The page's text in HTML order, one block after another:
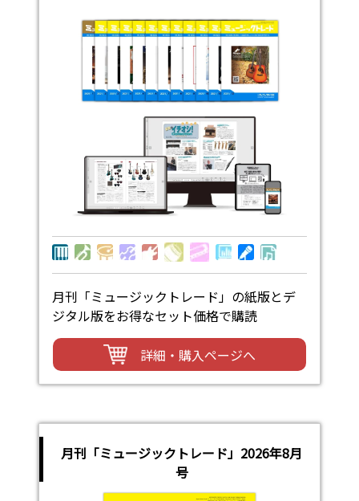
月刊「ミュージックトレード」の紙版とデ
ジタル版をお得なセット価格で購読
詳細・購入ページへ
月刊「ミュージックトレード」2026年8月
号